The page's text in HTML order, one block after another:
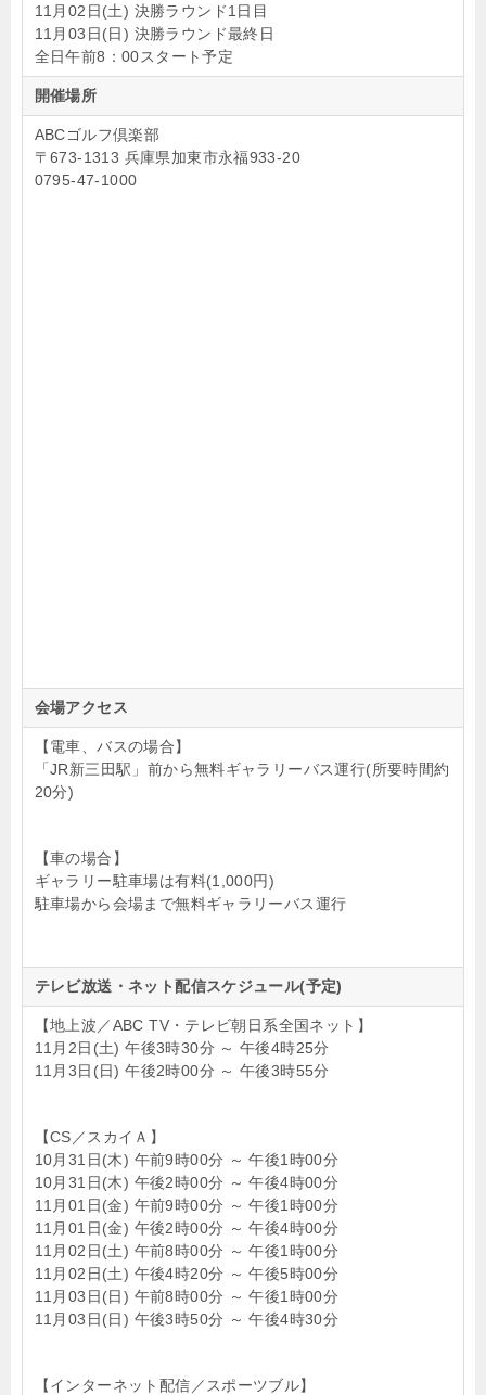
11月02日(土) 決勝ラウンド1日目
11月03日(日) 決勝ラウンド最終日
全日午前8：00スタート予定
開催場所
ABCゴルフ倶楽部
〒673-1313 兵庫県加東市永福933-20
0795-47-1000
会場アクセス
【電車、バスの場合】
「JR新三田駅」前から無料ギャラリーバス運行(所要時間約
20分)
【車の場合】
ギャラリー駐車場は有料(1,000円)
駐車場から会場まで無料ギャラリーバス運行
テレビ放送・ネット配信スケジュール(予定)
【地上波／ABC TV・テレビ朝日系全国ネット】
11月2日(土) 午後3時30分 ～ 午後4時25分
11月3日(日) 午後2時00分 ～ 午後3時55分
【CS／スカイＡ】
10月31日(木) 午前9時00分 ～ 午後1時00分
10月31日(木) 午後2時00分 ～ 午後4時00分
11月01日(金) 午前9時00分 ～ 午後1時00分
11月01日(金) 午後2時00分 ～ 午後4時00分
11月02日(土) 午前8時00分 ～ 午後1時00分
11月02日(土) 午後4時20分 ～ 午後5時00分
11月03日(日) 午前8時00分 ～ 午後1時00分
11月03日(日) 午後3時50分 ～ 午後4時30分
【インターネット配信／スポーツブル】